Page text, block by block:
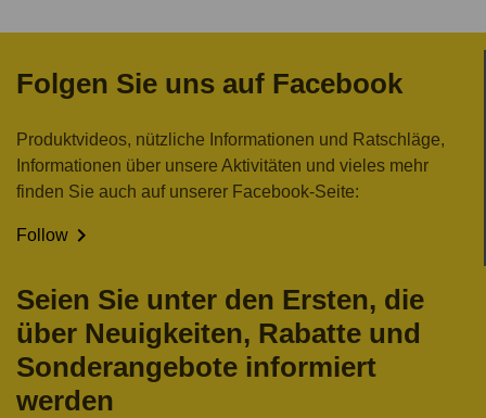
Folgen Sie uns auf Facebook
Produktvideos, nützliche Informationen und Ratschläge,
Informationen über unsere Aktivitäten und vieles mehr
finden Sie auch auf unserer Facebook-Seite:
Follow 
Seien Sie unter den Ersten, die
über Neuigkeiten, Rabatte und
Sonderangebote informiert
werden